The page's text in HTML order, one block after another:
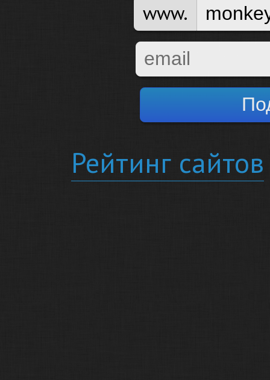
www.
Рейтинг сайтов